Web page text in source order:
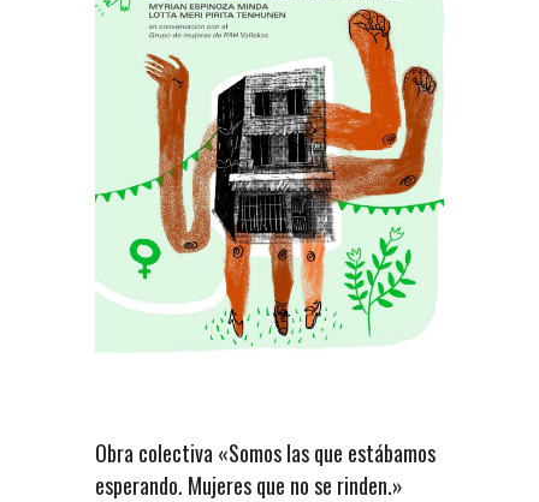
Obra colectiva «Somos las que estábamos
esperando. Mujeres que no se rinden.»